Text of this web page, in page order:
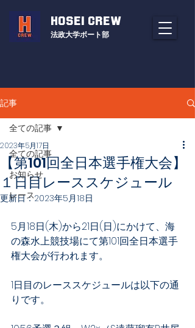
HOSEI CREW
法政大学ボート部
記事
全ての記事
お知らせ
レース
全ての記事
【第101回全日本選手権大会】
１日目レーススケジュール
2023年5月17日
更新日：2023年5月18日
5月18日(木)から21日(日)にかけて、海
の森水上競技場にて第101回全日本選手
権大会が行われます。
1日目のレーススケジュールは以下の通
りです。